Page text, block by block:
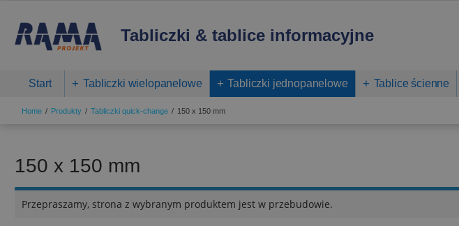
Tabliczki & tablice informacyjne
Start Tabliczki wielopanelowe Tabliczki jednopanelowe Tablice ścienne
Home Produkty Tabliczki quick-change 150 x 150 mm
150 x 150 mm
Przepraszamy, strona z wybranym produktem jest w przebudowie.